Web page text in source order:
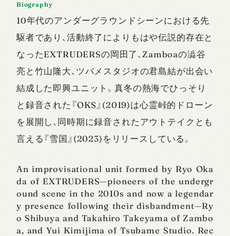
Biography
10年代のアンダーグラウンドシーンにおける先
駆者であり、活動終了によりもはや伝説的存在と
なったEXTRUDERSの岡田了、Zamboaの澁谷
亮と竹山隆大、ツバメスタジオの君島結が出会い
結成した即興ユニット。真冬の熱海でひっそり
と録音された『OKS』(2019)は心霊峠的ドローン
を展開し、同時期に録音されたアウトテイクとも
言える『雪国』(2023)をリリースしている。
An improvisational unit formed by Ryo Oka
da of EXTRUDERS—pioneers of the undergr
ound scene in the 2010s and now a legendar
y presence following their disbandment—Ry
o Shibuya and Takahiro Takeyama of Zambo
a, and Yui Kimijima of Tsubame Studio. Rec